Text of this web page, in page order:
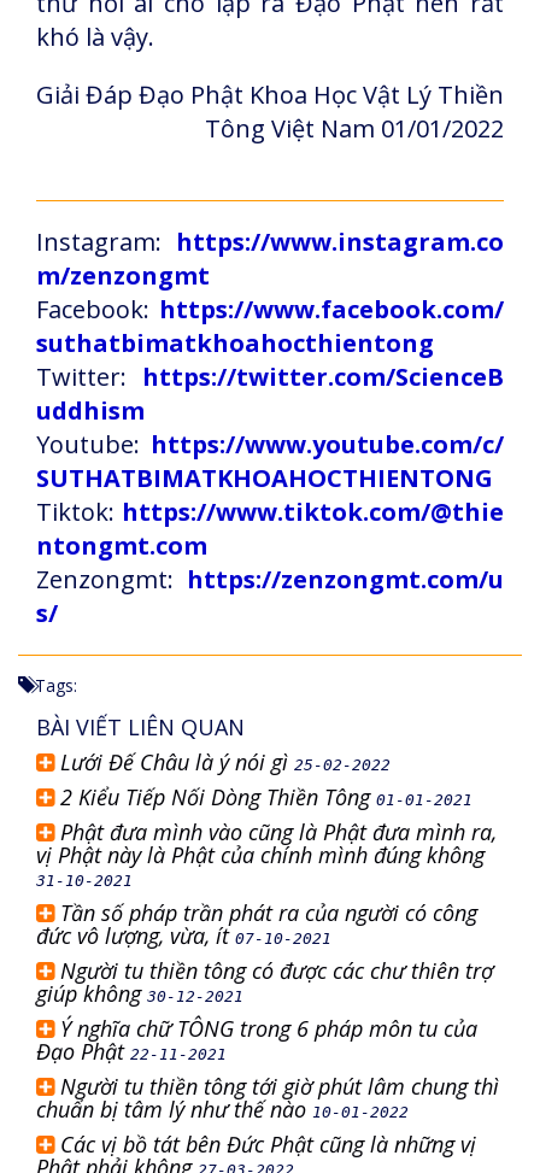
khó là vậy.
Giải Đáp Đạo Phật Khoa Học Vật Lý Thiền
Tông Việt Nam 01/01/2022
Instagram: https://www.instagram.co
m/zenzongmt
Facebook: https://www.facebook.com/
suthatbimatkhoahocthientong
Twitter: https://twitter.com/ScienceB
uddhism
Youtube: https://www.youtube.com/c/
SUTHATBIMATKHOAHOCTHIENTONG
Tiktok: https://www.tiktok.com/@thie
ntongmt.com
Zenzongmt: https://zenzongmt.com/u
s/
Tags:
BÀI VIẾT LIÊN QUAN
Lưới Đế Châu là ý nói gì 25-02-2022
2 Kiểu Tiếp Nối Dòng Thiền Tông 01-01-2021
Phật đưa mình vào cũng là Phật đưa mình ra,
vị Phật này là Phật của chính mình đúng không
31-10-2021
Tần số pháp trần phát ra của người có công
đức vô lượng, vừa, ít 07-10-2021
Người tu thiền tông có được các chư thiên trợ
giúp không 30-12-2021
Ý nghĩa chữ TÔNG trong 6 pháp môn tu của
Đạo Phật 22-11-2021
Người tu thiền tông tới giờ phút lâm chung thì
chuẩn bị tâm lý như thế nào 10-01-2022
Các vị bồ tát bên Đức Phật cũng là những vị
Phật phải không